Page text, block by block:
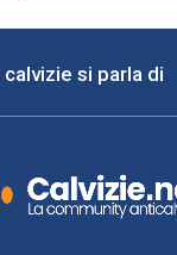
calvizie si parla di